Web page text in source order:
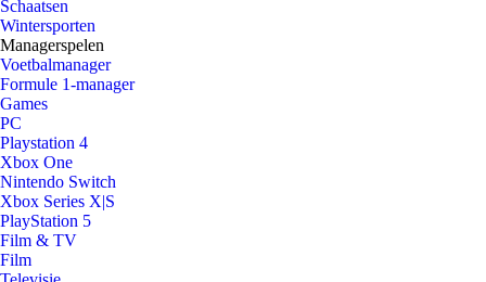
Schaatsen
Wintersporten
Managerspelen
Voetbalmanager
Formule 1-manager
Games
PC
Playstation 4
Xbox One
Nintendo Switch
Xbox Series X|S
PlayStation 5
Film & TV
Film